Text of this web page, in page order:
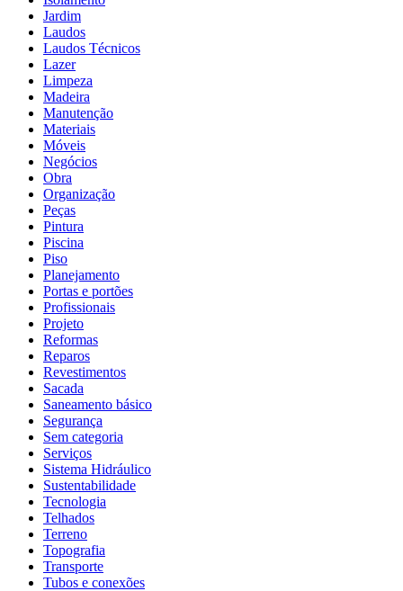
Jardim
Laudos
Laudos Técnicos
Lazer
Limpeza
Madeira
Manutenção
Materiais
Móveis
Negócios
Obra
Organização
Peças
Pintura
Piscina
Piso
Planejamento
Portas e portões
Profissionais
Projeto
Reformas
Reparos
Revestimentos
Sacada
Saneamento básico
Segurança
Sem categoria
Serviços
Sistema Hidráulico
Sustentabilidade
Tecnologia
Telhados
Terreno
Topografia
Transporte
Tubos e conexões